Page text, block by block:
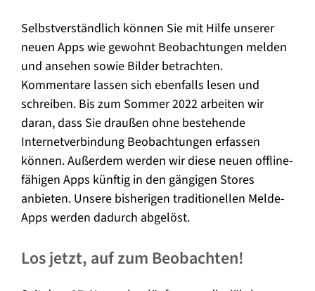
Selbstverständlich können Sie mit Hilfe unserer
neuen Apps wie gewohnt Beobachtungen melden
und ansehen sowie Bilder betrachten.
Kommentare lassen sich ebenfalls lesen und
schreiben. Bis zum Sommer 2022 arbeiten wir
daran, dass Sie draußen ohne bestehende
Internetverbindung Beobachtungen erfassen
können. Außerdem werden wir diese neuen offline-
fähigen Apps künftig in den gängigen Stores
anbieten. Unsere bisherigen traditionellen Melde-
Apps werden dadurch abgelöst.
Los jetzt, auf zum Beobachten!